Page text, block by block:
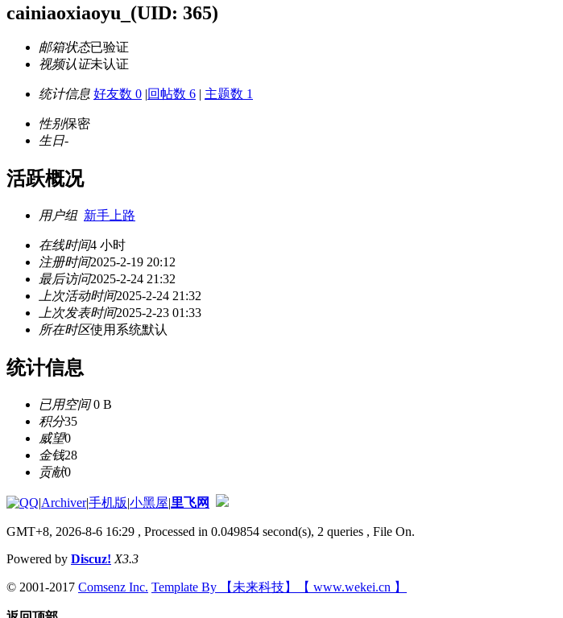
cainiaoxiaoyu_ (UID: 365)
邮箱状态已验证
视频认证未认证
统计信息 好友数 0 |回帖数 6 | 主题数 1
性别保密
生日-
活跃概况
用户组 新手上路
在线时间4 小时
注册时间2025-2-19 20:12
最后访问2025-2-24 21:32
上次活动时间2025-2-24 21:32
上次发表时间2025-2-23 01:33
所在时区使用系统默认
统计信息
已用空间0 B
积分35
威望0
金钱28
贡献0
|Archiver|手机版|小黑屋|里飞网
GMT+8, 2026-8-6 16:29 , Processed in 0.049854 second(s), 2 queries , File On.
Powered by Discuz! X3.3
© 2001-2017 Comsenz Inc. Template By 【未来科技】【 www.wekei.cn 】